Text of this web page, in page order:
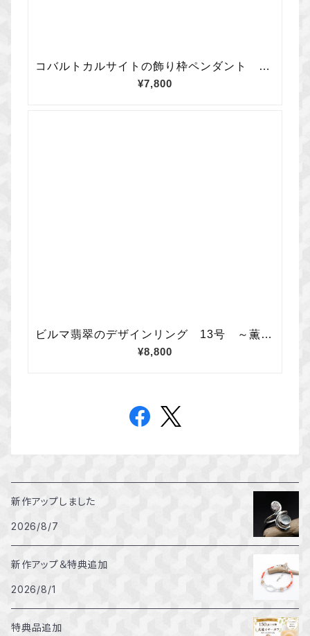
新作アップしました
2026/8/7
新作アップ＆特典追加
2026/8/1
特典品追加